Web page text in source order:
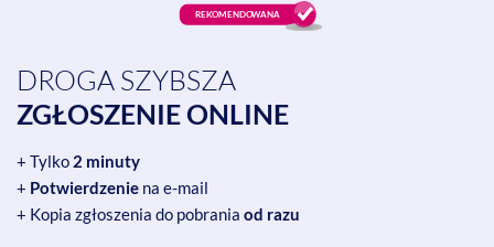
DROGA SZYBSZA
ZGŁOSZENIE ONLINE
+ Tylko 2 minuty
+ Potwierdzenie na e-mail
+ Kopia zgłoszenia do pobrania od razu